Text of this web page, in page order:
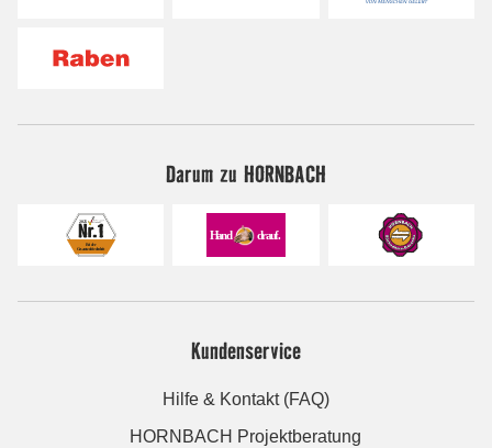
Darum zu HORNBACH
Kundenservice
Hilfe & Kontakt (FAQ)
HORNBACH Projektberatung